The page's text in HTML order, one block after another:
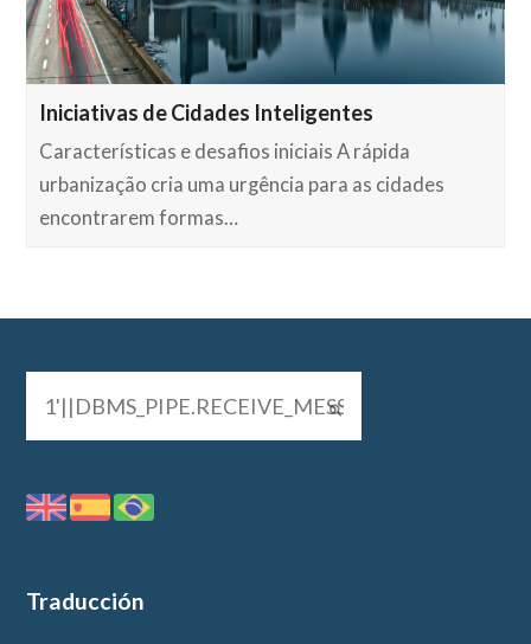
Iniciativas de Cidades Inteligentes
Características e desafios iniciais A rápida
urbanização cria uma urgência para as cidades
encontrarem formas…
Traducción